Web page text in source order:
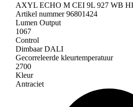
AXYL ECHO M CEI 9L 927 WB
Artikel nummer 96801424
Lumen Output
1067
Control
Dimbaar DALI
Gecorreleerde kleurtemperatuur
2700
Kleur
Antraciet